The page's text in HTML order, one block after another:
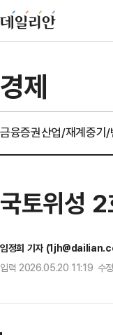
경제
금융증권산업/재계중기/
국토위성
임정희 기자
입력 2026.05.20 11:19 수